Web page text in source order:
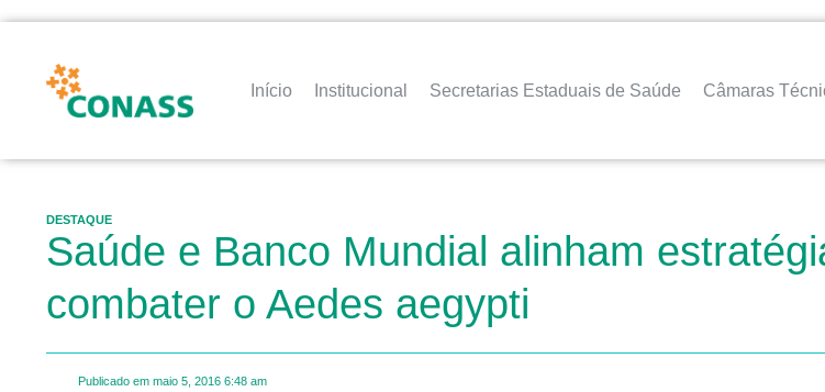
Início Institucional Secretarias Estaduais de Saúde Câmaras
DESTAQUE
Saúde e Banco Mundial alinham
combater o Aedes aegypti
Publicado em maio 5, 2016 6:48 am